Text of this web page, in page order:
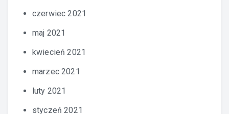
czerwiec 2021
maj 2021
kwiecień 2021
marzec 2021
luty 2021
styczeń 2021